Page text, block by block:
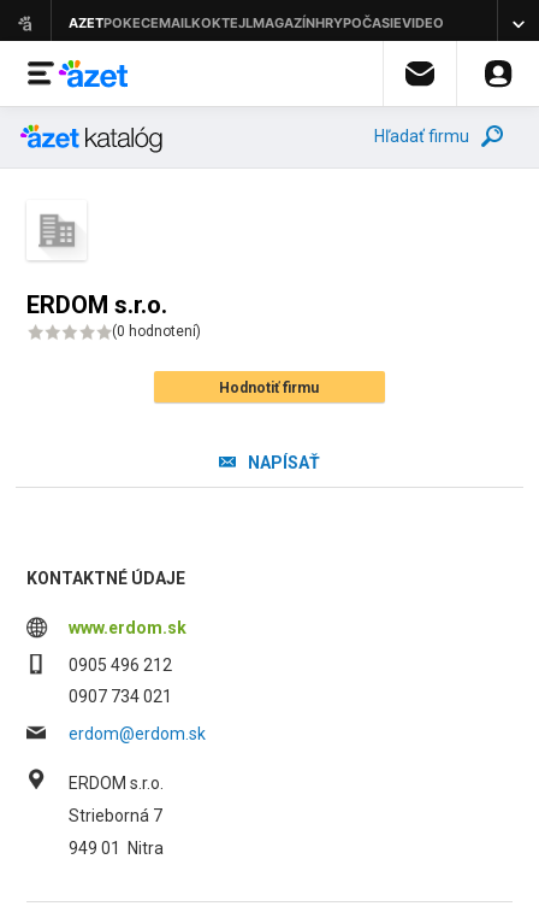
Hľadať firmu
ERDOM s.r.o.
(0 hodnotení)
Hodnotiť firmu
NAPÍSAŤ
KONTAKTNÉ ÚDAJE
www.erdom.sk
0905 496 212
0907 734 021
erdom@erdom.sk
ERDOM s.r.o.
Strieborná 7
949 01
Nitra